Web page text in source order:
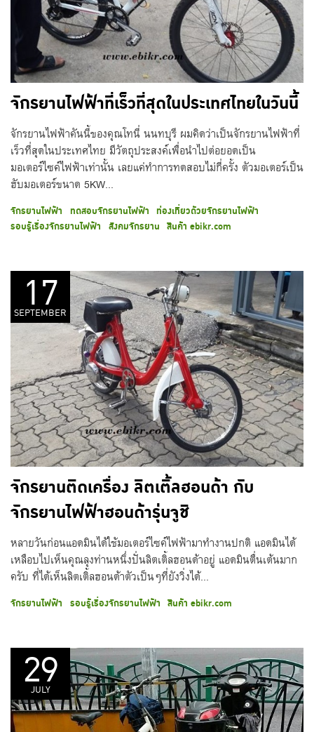
จักรยานไฟฟ้าที่เร็วที่สุดในประเทศไทยในวันนี้
จักรยานไฟฟ้าคันนี้ของคุณโทนี่ นนทบุรี ผมคิดว่าเป็นจักรยานไฟฟ้าที่
เร็วที่สุดในประเทศไทย มีวัตถุประสงค์เพื่อนำไปต่อยอดเป็น
มอเตอร์ไซค์ไฟฟ้าเท่านั้น เลยแค่ทำการทดสอบไม่กี่ครั้ง ตัวมอเตอร์เป็น
ฮับมอเตอร์ขนาด 5KW...
จักรยานไฟฟ้า ทดสอบจักรยานไฟฟ้า ท่องเที่ยวด้วยจักรยานไฟฟ้า
รอบรู้เรื่องจักรยานไฟฟ้า สังคมจักรยาน สินค้า ebikr.com
17
SEPTEMBER
จักรยานติดเครื่อง ลิตเติ้ลฮอนด้า กับ
จักรยานไฟฟ้าฮอนด้ารุ่นจูชิ
หลายวันก่อนแอดมินได้ใช้มอเตอร์ไซค์ไฟฟ้ามาทำงานปกติ แอดมินได้
เหลือบไปเห็นคุณลุงท่านหนึ่งปั่นลิตเติ้ลฮอนด้าอยู่ แอดมินตื่นเต้นมาก
ครับ ที่ได้เห็นลิตเติ้ลฮอนด้าตัวเป็นๆที่ยังวิ่งได้...
จักรยานไฟฟ้า รอบรู้เรื่องจักรยานไฟฟ้า สินค้า ebikr.com
29
JULY